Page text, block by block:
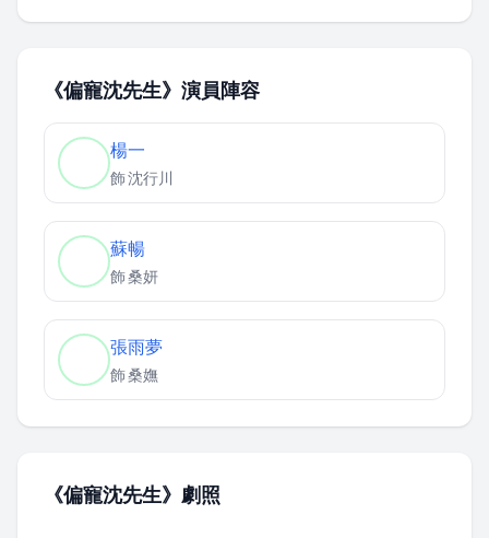
《偏寵沈先生》演員陣容
楊一
飾沈行川
蘇暢
飾桑妍
張雨夢
飾桑嫵
《偏寵沈先生》劇照